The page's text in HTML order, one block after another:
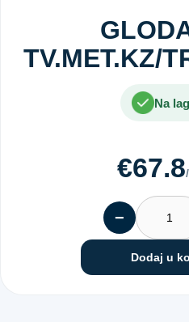
TV.MET.KZ/
Na
€67.8
−
Dodaj u